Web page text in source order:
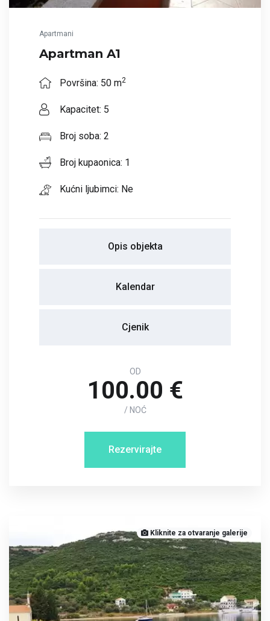
Apartmani
Apartman A1
Površina: 50 m2
Kapacitet: 5
Broj soba: 2
Broj kupaonica: 1
Kućni ljubimci: Ne
Opis objekta
Kalendar
Cjenik
OD
100.00 €
/ NOĆ
Rezervirajte
Kliknite za otvaranje galerije